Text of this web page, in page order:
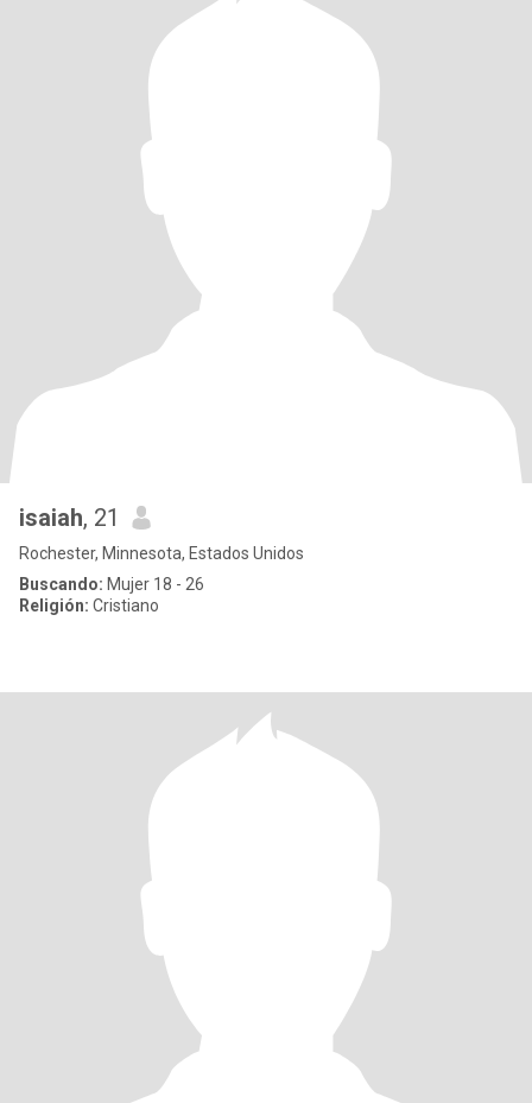
isaiah, 21
Rochester, Minnesota, Estados Unidos
Buscando: Mujer 18 - 26
Religión: Cristiano